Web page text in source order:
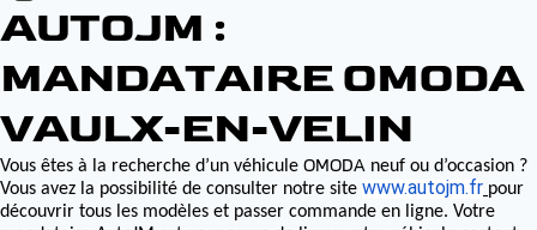
AUTOJM :
MANDATAIRE OMODA
VAULX-EN-VELIN
Vous êtes à la recherche d’un véhicule OMODA neuf ou d’occasion ?
Vous avez la possibilité de consulter notre site www.autojm.fr pour
découvrir tous les modèles et passer commande en ligne. Votre